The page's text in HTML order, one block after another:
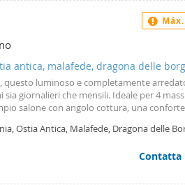
antica, malafede, dragona delle
questo luminoso e completamente
giornalieri che mensili. Ideale per 4
salone con angolo cottura, una
videocitofono e condizionatori,
Ostia Antica, Malafede, Dragona delle
Contatta